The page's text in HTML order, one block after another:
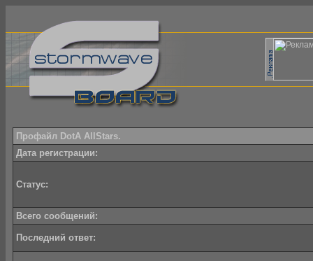
Профайл DotA AllStars.
Дата регистрации:
Статус:
Всего сообщений:
Последний ответ: